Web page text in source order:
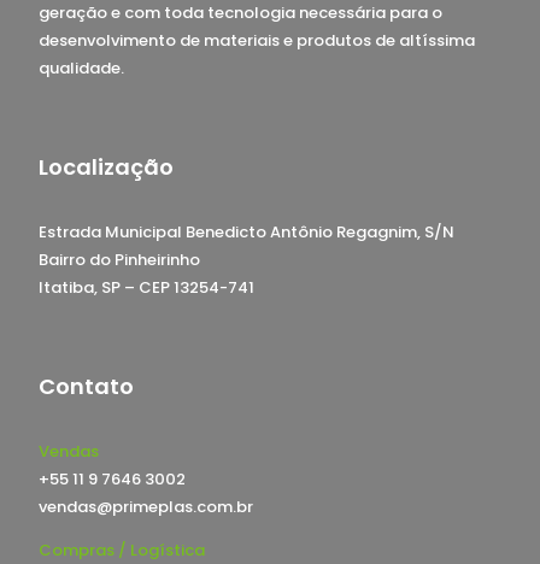
geração e com toda tecnologia necessária para o
desenvolvimento de materiais e produtos de altíssima
qualidade.
Localização
Estrada Municipal Benedicto Antônio Regagnim, S/N
Bairro do Pinheirinho
Itatiba, SP – CEP 13254-741
Contato
Vendas
+55 11 9 7646 3002
vendas@primeplas.com.br
Compras / Logística